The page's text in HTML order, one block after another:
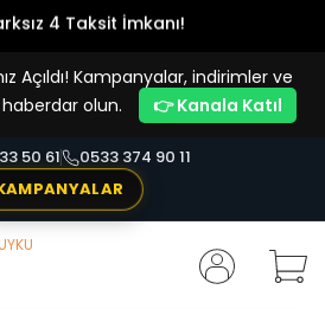
4 Taksit İmkanı!
Açıldı! Kampanyalar, indirimler ve
olun.
👉 Kanala Katıl
50 61
0533 374 90 11